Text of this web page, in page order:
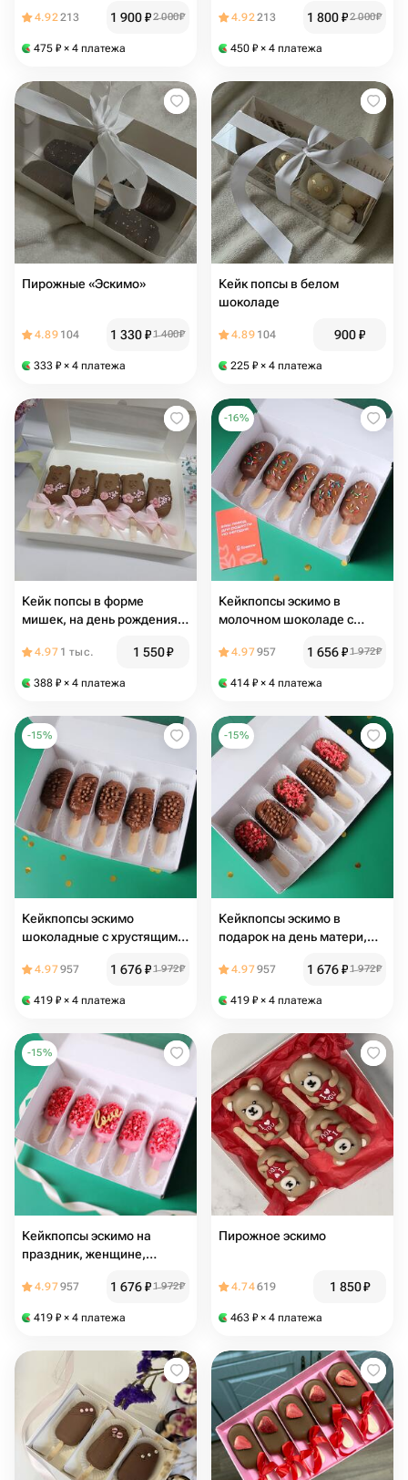
4.92213 1 900₽2 000₽
475 ₽ × 4 платежа
4.92213 1 800₽2 000₽
450 ₽ × 4 платежа
Пирожные «Эскимо»
4.89 104 1 330₽1 400₽
333 ₽ × 4 платежа
Кейк попсы в белом
шоколаде
4.89 104 900₽
225 ₽ × 4 платежа
Кейк попсы в форме
мишек, на день рождения
ребенку, девушке
4.97 1 тыс. 1 550₽
388 ₽ × 4 платежа
-16%
Кейкпопсы эскимо в
молочном шоколаде с
праздник, в подарок
4.97957 1 656₽1 972₽
414 ₽ × 4 платежа
-15%
Кейкпопсы эскимо
шоколадные с хрустящими
4.97957 1 676₽1 972₽
419 ₽ × 4 платежа
-15%
Кейкпопсы эскимо в
подарок на день матери,
4.97957 1 676₽1 972₽
419 ₽ × 4 платежа
-15%
Кейкпопсы эскимо на
праздник, женщине,
4.97957 1 676₽1 972₽
419 ₽ × 4 платежа
Пирожное эскимо
4.74619 1 850₽
463 ₽ × 4 платежа